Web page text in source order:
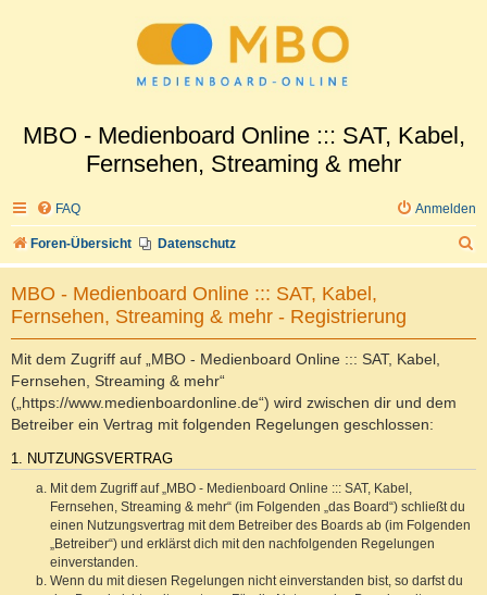
MBO - Medienboard Online ::: SAT, Kabel,
Fernsehen, Streaming & mehr
FAQ Anmelden
Foren-Übersicht Datenschutz
u
MBO - Medienboard Online ::: SAT, Kabel,
Fernsehen, Streaming & mehr - Registrierung
Mit dem Zugriff auf „MBO - Medienboard Online ::: SAT, Kabel,
Fernsehen, Streaming & mehr“
(„https://www.medienboardonline.de“) wird zwischen dir und dem
Betreiber ein Vertrag mit folgenden Regelungen geschlossen:
1. NUTZUNGSVERTRAG
Mit dem Zugriff auf „MBO - Medienboard Online ::: SAT, Kabel,
Fernsehen, Streaming & mehr“ (im Folgenden „das Board“) schließt du
einen Nutzungsvertrag mit dem Betreiber des Boards ab (im Folgenden
„Betreiber“) und erklärst dich mit den nachfolgenden Regelungen
einverstanden.
Wenn du mit diesen Regelungen nicht einverstanden bist, so darfst du